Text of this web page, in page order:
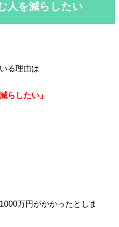
人を減らしたい
る理由は
らしたい」
万円がかかったとしま